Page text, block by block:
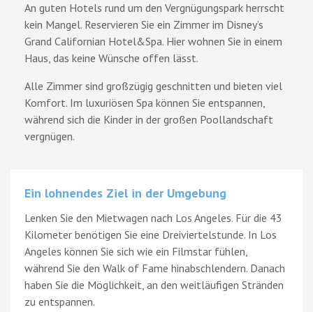
An guten Hotels rund um den Vergnügungspark herrscht
kein Mangel. Reservieren Sie ein Zimmer im Disney’s
Grand Californian Hotel&Spa. Hier wohnen Sie in einem
Haus, das keine Wünsche offen lässt.
Alle Zimmer sind großzügig geschnitten und bieten viel
Komfort. Im luxuriösen Spa können Sie entspannen,
während sich die Kinder in der großen Poollandschaft
vergnügen.
Ein lohnendes Ziel in der Umgebung
Lenken Sie den Mietwagen nach Los Angeles. Für die 43
Kilometer benötigen Sie eine Dreiviertelstunde. In Los
Angeles können Sie sich wie ein Filmstar fühlen,
während Sie den Walk of Fame hinabschlendern. Danach
haben Sie die Möglichkeit, an den weitläufigen Stränden
zu entspannen.